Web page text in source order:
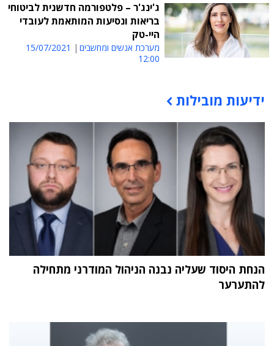
ג'ינג'ר – פלטפורמה חדשנית לביטוחי
בריאות ונסיעות המותאמת לעובדי
היי-טק
מערכת אנשים ומחשבים
15/07/2021
12:00
תוכן פרסומי
ידיעות מובילות
הנחת היסוד שעליה נבנה הניהול המודרני מתחילה
להתערער